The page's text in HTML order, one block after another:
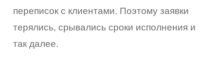
переписок с клиентами. Поэтому заявки
терялись, срывались сроки исполнения и
так далее.